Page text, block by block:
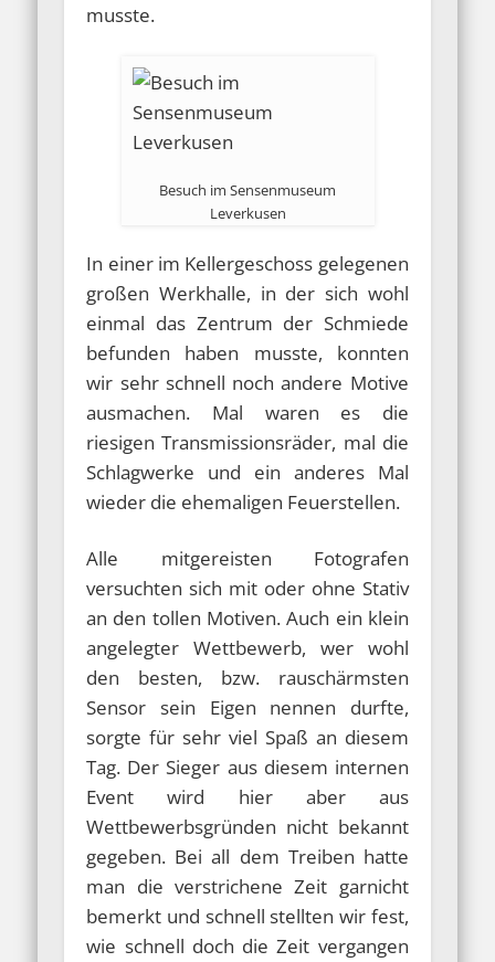
musste.
Besuch im Sensenmuseum
Leverkusen
In einer im Kellergeschoss gelegenen
großen Werkhalle, in der sich wohl
einmal das Zentrum der Schmiede
befunden haben musste, konnten
wir sehr schnell noch andere Motive
ausmachen. Mal waren es die
riesigen Transmissionsräder, mal die
Schlagwerke und ein anderes Mal
wieder die ehemaligen Feuerstellen.
Alle mitgereisten Fotografen
versuchten sich mit oder ohne Stativ
an den tollen Motiven. Auch ein klein
angelegter Wettbewerb, wer wohl
den besten, bzw. rauschärmsten
Sensor sein Eigen nennen durfte,
sorgte für sehr viel Spaß an diesem
Tag. Der Sieger aus diesem internen
Event wird hier aber aus
Wettbewerbsgründen nicht bekannt
gegeben. Bei all dem Treiben hatte
man die verstrichene Zeit garnicht
bemerkt und schnell stellten wir fest,
wie schnell doch die Zeit vergangen